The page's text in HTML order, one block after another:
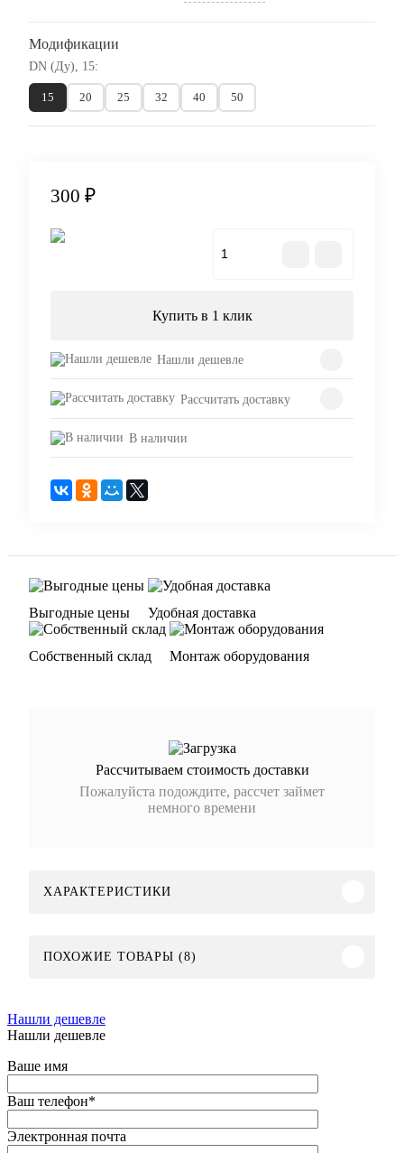
Модификации
DN (Ду), 15:
15 20 25 32 40 50
300 ₽
Купить в 1 клик
Нашли дешевле
Рассчитать доставку
В наличии
Выгодные цены Удобная доставка
Собственный склад Монтаж оборудования
Рассчитываем стоимость доставки
Пожалуйста подождите, рассчет займет
немного времени
ХАРАКТЕРИСТИКИ
ПОХОЖИЕ ТОВАРЫ (8)
Нашли дешевле
Нашли дешевле
Ваше имя
Ваш телефон*
Электронная почта